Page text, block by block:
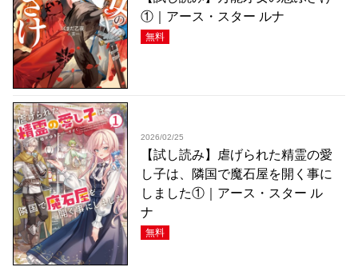
①｜アース・スター ルナ
無料
2026/02/25
【試し読み】虐げられた精霊の愛
し子は、隣国で魔石屋を開く事に
しました①｜アース・スター ル
ナ
無料